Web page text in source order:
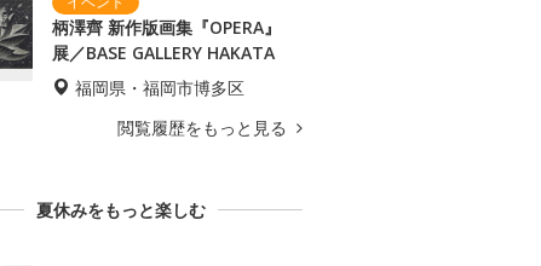
柄澤齊 新作版画集『OPERA』
展／BASE GALLERY HAKATA
福岡県・福岡市博多区
閲覧履歴をもっと見る
夏休みをもっと楽しむ